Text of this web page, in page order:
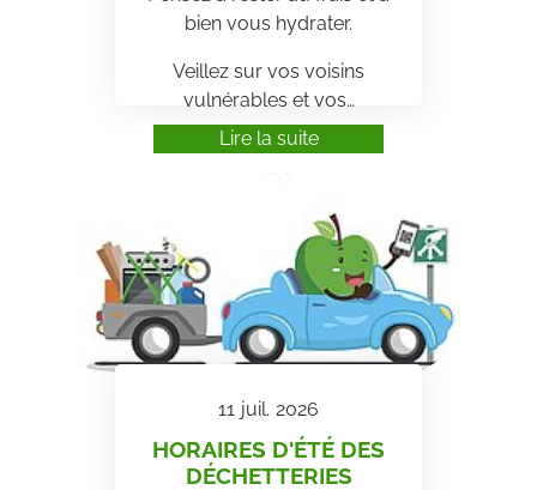
bien vous hydrater.
Veillez sur vos voisins
vulnérables et vos…
Lire la suite
11 juil. 2026
HORAIRES D'ÉTÉ DES
DÉCHETTERIES